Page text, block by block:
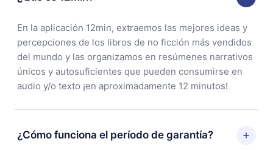
En la aplicación 12min, extraemos las mejores ideas y
percepciones de los libros de no ficción más vendidos
del mundo y las organizamos en resúmenes narrativos
únicos y autosuficientes que pueden consumirse en
audio y/o texto ¡en aproximadamente 12 minutos!
¿Cómo funciona el período de garantía?